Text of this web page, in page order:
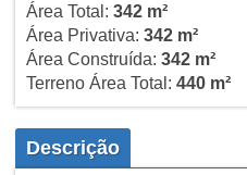
Área Total: 342 m²
Área Privativa: 342 m²
Área Construída: 342 m²
Terreno Área Total: 440 m²
Descrição